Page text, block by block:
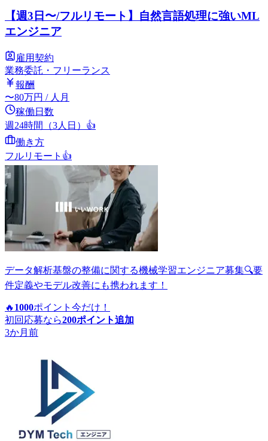
【週3日〜/フルリモート】自然言語処理に強いML
エンジニア
雇用契約
業務委託・フリーランス
報酬
〜80万円 / 人月
稼働日数
週24時間（3人日） 👍
働き方
フルリモート 👍
データ解析基盤の整備に関する機械学習エンジニア募集🔍要
件定義やモデル改善にも携われます！
🔥 1000ポイント 今だけ！
初回応募なら200ポイント追加
3か月前